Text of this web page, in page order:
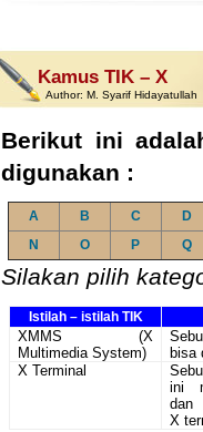
Kamus TIK – X
Author: M. Syarif Hidayatullah
Berikut ini
digunakan :
A B C
D
N
O P Q
Silakan pilih
Istilah – istilah TIK
XMMS (X
Multimedia System)
bisa
X Terminal
ini
dan
X